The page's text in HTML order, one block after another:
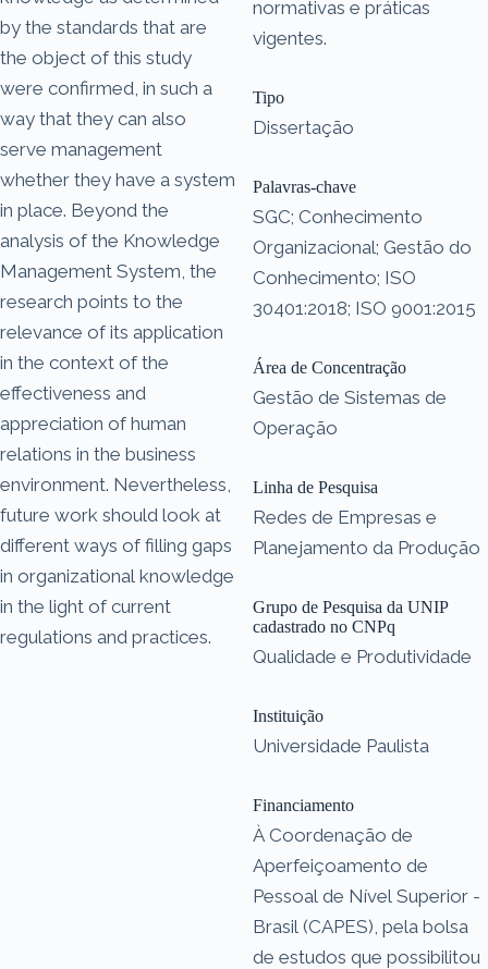
by the standards that are
the object of this study
were confirmed, in such a
way that they can also
serve management
whether they have a system
in place. Beyond the
analysis of the Knowledge
Management System, the
research points to the
relevance of its application
in the context of the
effectiveness and
appreciation of human
relations in the business
environment. Nevertheless,
future work should look at
different ways of filling gaps
in organizational knowledge
in the light of current
regulations and practices.
normativas e práticas
vigentes.
Tipo
Dissertação
Palavras-chave
SGC; Conhecimento
Organizacional; Gestão do
Conhecimento; ISO
30401:2018; ISO 9001:2015
Área de Concentração
Gestão de Sistemas de
Operação
Linha de Pesquisa
Redes de Empresas e
Planejamento da Produção
Grupo de Pesquisa da UNIP
cadastrado no CNPq
Qualidade e Produtividade
Instituição
Universidade Paulista
Financiamento
À Coordenação de
Aperfeiçoamento de
Pessoal de Nível Superior -
Brasil (CAPES), pela bolsa
de estudos que possibilitou